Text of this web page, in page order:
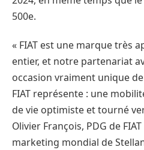
500e.
« FIAT est une marque très
entier, et notre partenariat
occasion vraiment unique
FIAT représente : une
de vie optimiste et tourné
Olivier François, PDG de
marketing mondial de